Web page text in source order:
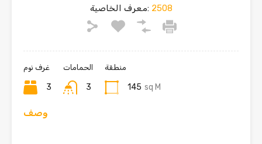
معرف الخاصية:2508
غرف نوم
3
الحمامات
3
منطقة
145 sq M
وصف